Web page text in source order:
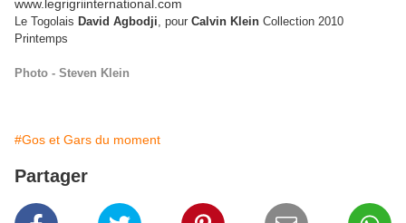
Le Togolais David Agbodji, pour Calvin Klein Collection 2010
Printemps
Photo - Steven Klein
#Gos et Gars du moment
Partager